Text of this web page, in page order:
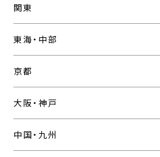
関東
東海・中部
京都
大阪・神戸
中国・九州